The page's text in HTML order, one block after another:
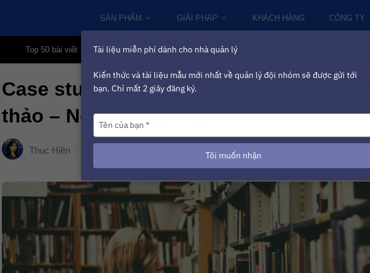
SẢN PHẨM GIẢI PHÁP KHÁCH HÀNG CÔNG TY
Top 50 bài viết Chuyển đổi số Tri thức cho nhà lãnh đạo Kinh
Case study: Quy trình duyệt và xử lý
thảo – Ngành xuất bản
Thục Hiền
Tài liệu miễn phí dành cho nhà quản lý
Kiến thức và tài liệu mẫu mới nhất về quản lý đội nhóm sẽ được gửi tới
bạn. Chỉ mất 2 giây đăng ký.
Type
your
name
Tôi muốn nhận